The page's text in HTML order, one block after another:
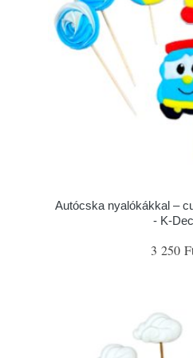
Autócska nyalókákkal –
- K-
3 250